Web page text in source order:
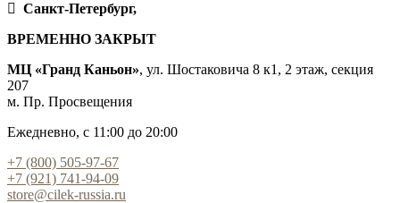
Санкт-Петербург,
ВРЕМЕННО ЗАКРЫТ
МЦ «Гранд Каньон», ул. Шостаковича 8 к1, 2 этаж, секция
207
м. Пр. Просвещения
Ежедневно, с 11:00 до 20:00
+7 (800) 505-97-67
+7 (921) 741-94-09
store@cilek-russia.ru